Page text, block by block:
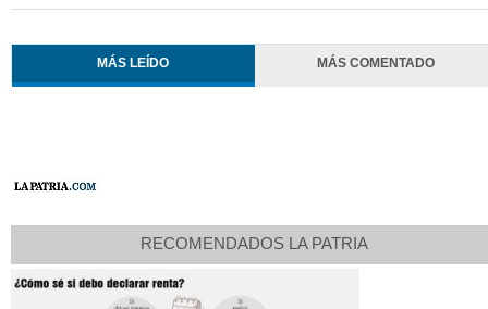
MÁS LEÍDO MÁS COMENTADO
RECOMENDADOS LA PATRIA